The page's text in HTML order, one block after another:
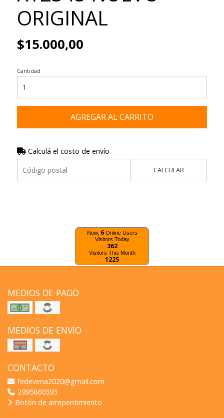
ORIGINAL
$15.000,00
Cantidad
AGREGAR AL CARRITO
Calculá el costo de envío
CALCULAR
Now, 6Online Users
Visitors Today
362
Visitors This Month
1225
MEDIOS DE PAGO
MEDIOS DE ENVÍO
CONTACTO
fedevena2020@gmail.com
2995860393
Botón de arrepentimiento